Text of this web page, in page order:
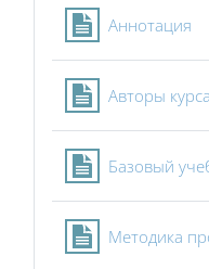
Аннотация
Авторы курса
Базовый
Методика